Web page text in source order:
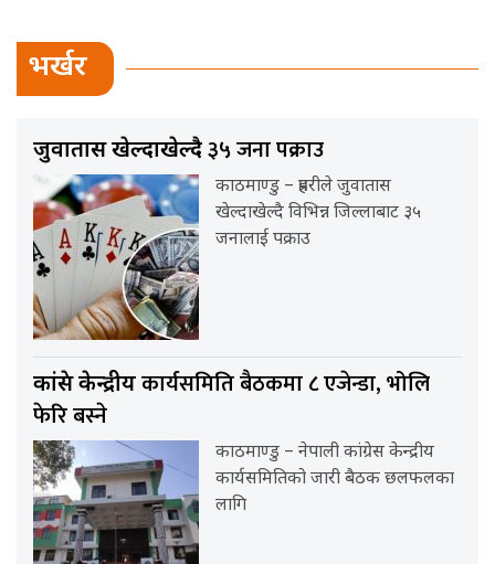
भर्खर
जुवातास खेल्दाखेल्दै३५ जना पक्राउ
काठमाण्डु – प्रहरीले जुवातास
खेल्दाखेल्दै विभिन्न जिल्लाबाट ३५
जनालाई पक्राउ
कांग्रेस केन्द्रीयकार्यसमिति बैठकमा ८ एजेन्डा, भोलि
फेरि बस्ने
काठमाण्डु – नेपाली कांग्रेस केन्द्रीय
कार्यसमितिको जारी बैठक छलफलका
लागि